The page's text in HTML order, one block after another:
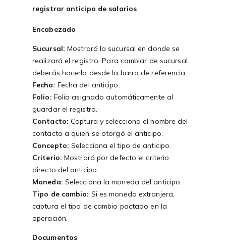
registrar anticipo de salarios
Encabezado
Sucursal: Mostrará la sucursal en donde se
realizará el registro. Para cambiar de sucursal
deberás hacerlo desde la barra de referencia.
Fecha: Fecha del anticipo.
Folio: Folio asignado automáticamente al
guardar el registro.
Contacto: Captura y selecciona el nombre del
contacto a quien se otorgó el anticipo.
Concepto: Selecciona el tipo de anticipo.
Criterio: Mostrará por defecto el criterio
directo del anticipo.
Moneda: Selecciona la moneda del anticipo.
Tipo de cambio: Si es moneda extranjera,
captura el tipo de cambio pactado en la
operación.
Documentos